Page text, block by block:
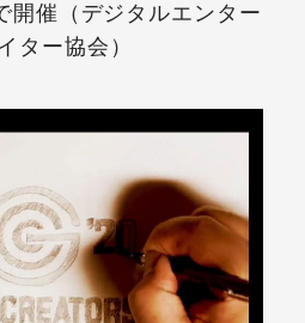
開催（デジタルエンター
ター協会）